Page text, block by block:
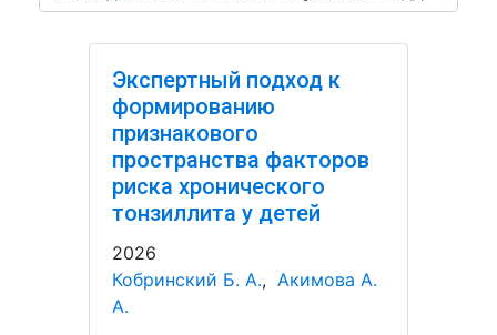
Экспертный подход к
формированию
признакового
пространства факторов
риска хронического
тонзиллита у детей
2026
Кобринский Б. А., Акимова А.
А.